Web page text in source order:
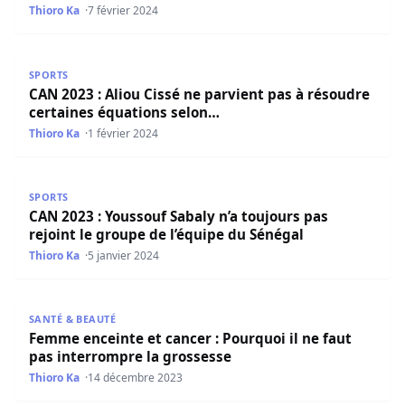
Thioro Ka 7 février 2024
SPORTS
CAN 2023 : Aliou Cissé ne parvient pas à résoudre
certaines équations selon…
Thioro Ka 1 février 2024
SPORTS
CAN 2023 : Youssouf Sabaly n’a toujours pas
rejoint le groupe de l’équipe du Sénégal
Thioro Ka 5 janvier 2024
SANTÉ & BEAUTÉ
Femme enceinte et cancer : Pourquoi il ne faut
pas interrompre la grossesse
Thioro Ka 14 décembre 2023